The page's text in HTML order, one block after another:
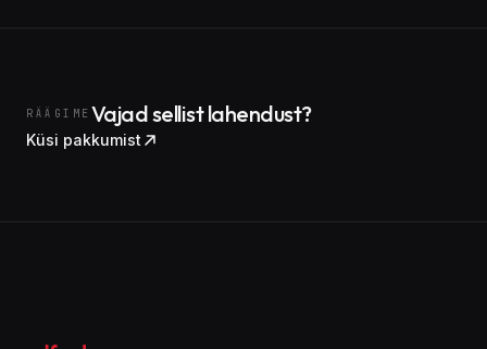
RÄÄGIME Vajad sellist lahendust?
Küsi pakkumist